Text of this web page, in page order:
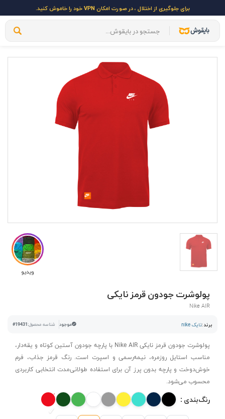
برای جلوگیری از اختلال ، در صورت امکان VPN خود را خاموش کنید.
ویدیو
پولوشرت جودون قرمز نایکی
Nike AIR
برند :نایک nike موجود شناسه محصول:#19431
پولوشرت جودون قرمز نایکی Nike AIR با پارچه جودون آستین کوتاه و یقه‌دار،
مناسب استایل روزمره، نیمه‌رسمی و اسپرت است. رنگ قرمز جذاب، فرم
خوش‌دوخت و پارچه بدون پرز آن برای استفاده طولانی‌مدت انتخابی کاربردی
محسوب می‌شود.
رنگ‌بندی :